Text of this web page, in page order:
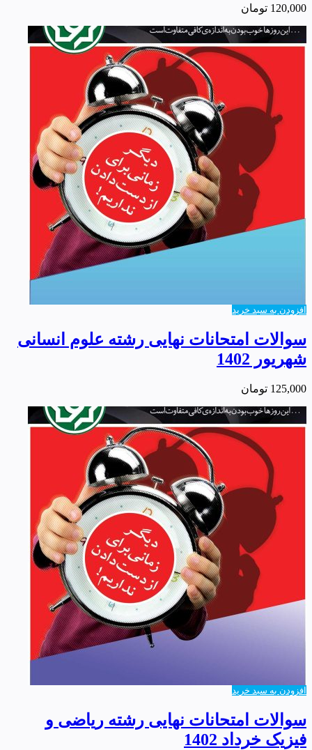
120,000 تومان
افزودن به سبد خرید
سوالات امتحانات نهایی رشته علوم انسانی
شهریور 1402
125,000 تومان
افزودن به سبد خرید
سوالات امتحانات نهایی رشته ریاضی و
فیزیک خرداد 1402